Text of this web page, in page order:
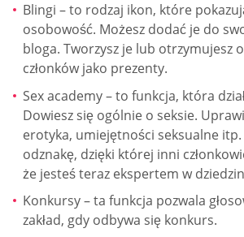
Blingi – to rodzaj ikon, które
osobowość. Możesz dodać je do
bloga. Tworzysz je lub otrzymujesz
członków jako prezenty.
Sex academy – to funkcja, która
Dowiesz się ogólnie o seksie.
erotyka, umiejętności seksualne itp.
odznakę, dzięki której inni
że jesteś teraz ekspertem w
Konkursy – ta funkcja pozwala
zakład, gdy odbywa się konkurs.